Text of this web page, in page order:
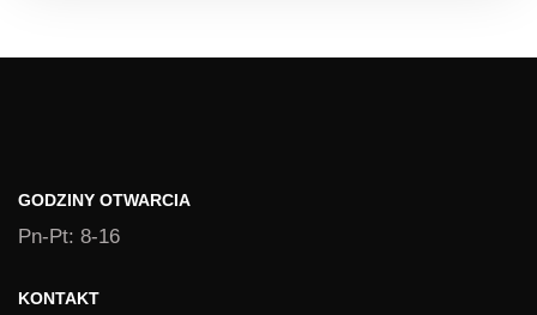
GODZINY OTWARCIA
Pn-Pt: 8-16
KONTAKT